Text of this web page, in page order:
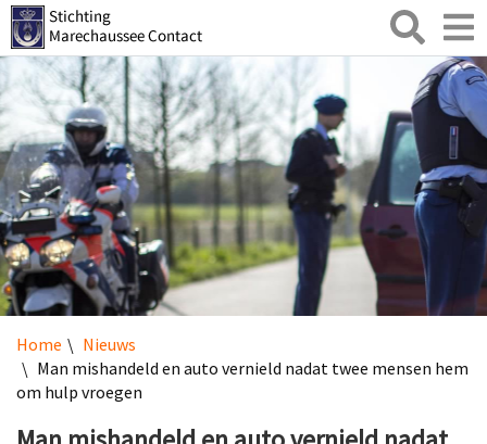
Zoeken
Home
Nieuws
Man mishandeld en auto vernield nadat twee mensen hem
om hulp vroegen